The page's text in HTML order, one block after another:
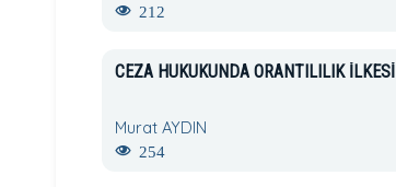
212
CEZA HUKUKUNDA ORANTILILIK İLKESİ
Murat AYDIN
254